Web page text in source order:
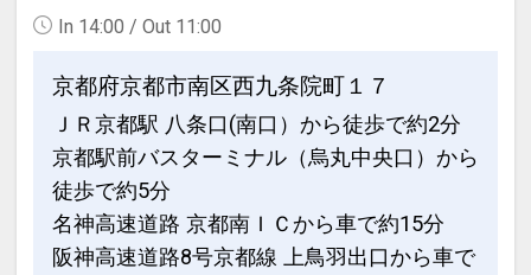
In 14:00 / Out 11:00
京都府京都市南区西九条院町１７
ＪＲ京都駅 八条口(南口）から徒歩で約2分
京都駅前バスターミナル（烏丸中央口）から
徒歩で約5分
名神高速道路 京都南ＩＣから車で約15分
阪神高速道路8号京都線 上鳥羽出口から車で